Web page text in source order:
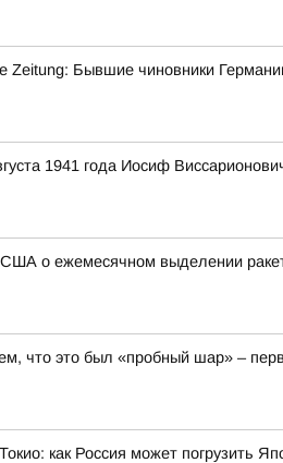
Zeitung: Бывшие чиновники
1941 года Иосиф
США о ежемесячном выделении
что это был «пробный шар» –
как Россия может погрузить